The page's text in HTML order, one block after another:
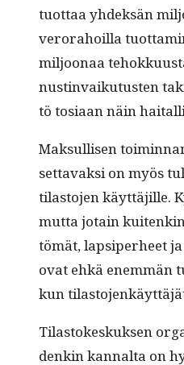
tuot­taa yhdek­sän
verora­hoil­la
miljoon­aa
nustin­vaiku­tusten
tö tosi­aan näin
Mak­sullisen
set­tavak­si on myös
tilas­to­jen käyt­täjille.
mut­ta jotain
tömät, lap­siper­heet
ovat ehkä enem­män
kun
Tilas­tokeskuk­sen
denkin kannal­ta on